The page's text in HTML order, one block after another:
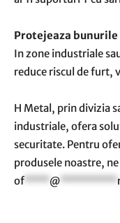
Protejeaza
In zone industriale
reduce riscul de furt,
H Metal, prin divizia
industriale, ofera
securitate. Pentru
produsele noastre,
of****@*********